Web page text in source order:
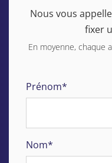
Nous vous
fixer
En moyenne, chaque
Prénom*
Nom*